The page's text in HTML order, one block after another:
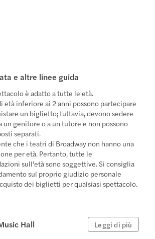
e altre linee guida
è adatto a tutte le età.
età inferiore ai 2 anni possono partecipare
un biglietto; tuttavia, devono sedere
un genitore o a un tutore e non possono
separati.
che i teatri di Broadway non hanno una
per età. Pertanto, tutte le
sull'età sono soggettive. Si consiglia
sul proprio giudizio personale
dei biglietti per qualsiasi spettacolo.
Hall Leggi di più